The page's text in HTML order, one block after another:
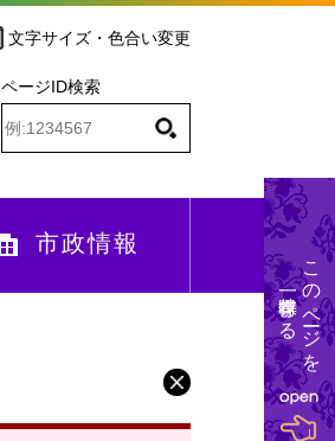
文字サイズ・色合い変更
ページID検索
市政情報
このページを
一時保存する